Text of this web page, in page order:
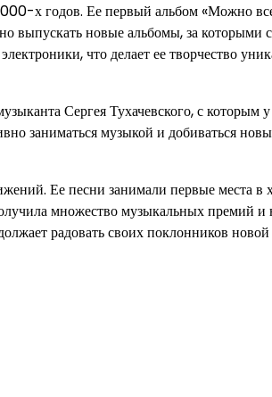
х годов. Ее первый альбом «Можно
выпускать новые альбомы, за которыми
что делает ее творчество
Сергея Тухачевского, с которым у
заниматься музыкой и добиваться
Ее песни занимали первые места в
множество музыкальных премий и
радовать своих поклонников